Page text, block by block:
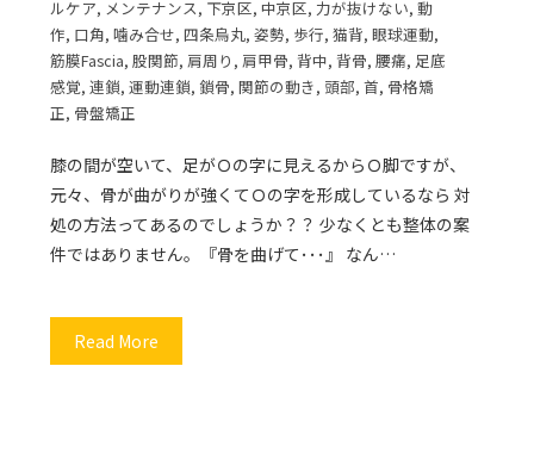
ルケア, メンテナンス, 下京区,中京区, 力が抜けない,動
作, 口角,噛み合せ,四条烏丸,姿勢, 歩行,猫背,眼球運動,
筋膜Fascia,股関節,肩周り ,肩甲骨, 背中, 背骨,腰痛, 足底
感覚,連鎖,運動連鎖,鎖骨,関節の動き, 頭部,首, 骨格矯
正, 骨盤矯正
膝の間が空いて、足がＯの字に見えるからＯ脚ですが、
元々、骨が曲がりが強くてＯの字を形成しているなら 対
処の方法ってあるのでしょうか？？ 少なくとも整体の案
件ではありません。『骨を曲げて･･･』 なん…
Read More